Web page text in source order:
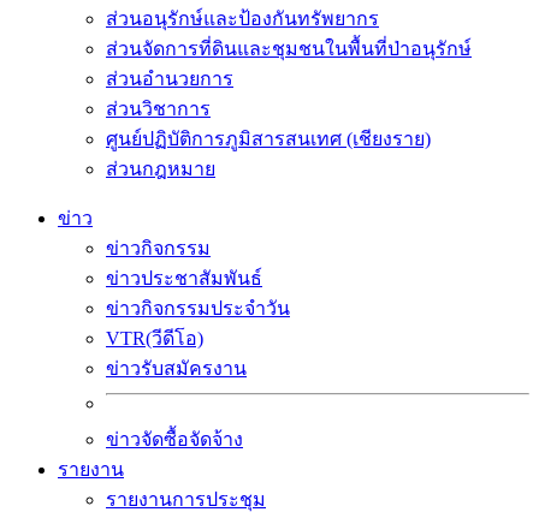
ส่วนอนุรักษ์และป้องกันทรัพยากร
ส่วนจัดการที่ดินและชุมชนในพื้นที่ป่าอนุรักษ์
ส่วนอำนวยการ
ส่วนวิชาการ
ศูนย์ปฏิบัติการภูมิสารสนเทศ (เชียงราย)
ส่วนกฎหมาย
ข่าว
ข่าวกิจกรรม
ข่าวประชาสัมพันธ์
ข่าวกิจกรรมประจำวัน
VTR(วีดีโอ)
ข่าวรับสมัครงาน
ข่าวจัดซื้อจัดจ้าง
รายงาน
รายงานการประชุม